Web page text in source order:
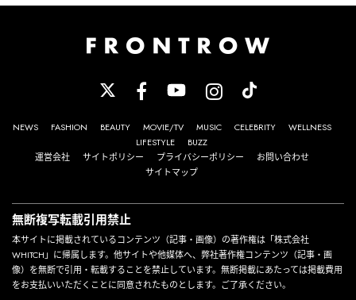
NEWS FASHION BEAUTY MOVIE/TV MUSIC CELEBRITY
WELLNESS
LIFESTYLE
BUZZ
運営会社
サイトポリシー プライバシーポリシー
お問い合わせ
サイトマップ
無断複写転載引用禁止
本サイトに掲載されているコンテンツ（記事・画像）の著作権は「株式会社
WHITCH」に帰属します。他サイトや他媒体へ、弊社著作権コンテンツ（記事・画
像）を無断で引用・転載することを禁止しています。無断掲載にあたっては掲載費用
をお支払いいただくことに同意されたものとします。ご了承ください。